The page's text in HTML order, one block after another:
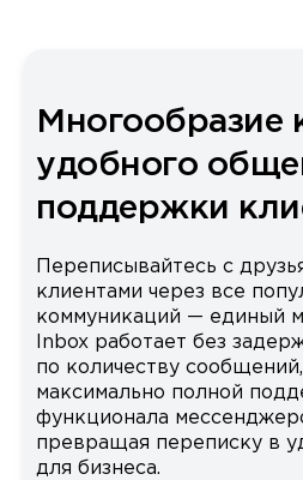
Многообразие
удобного
поддержки
Переписывайтесь с
клиентами через все
коммуникаций — единый
Inbox работает без
по количеству
максимально полной
функционала
превращая переписку в
для бизнеса.